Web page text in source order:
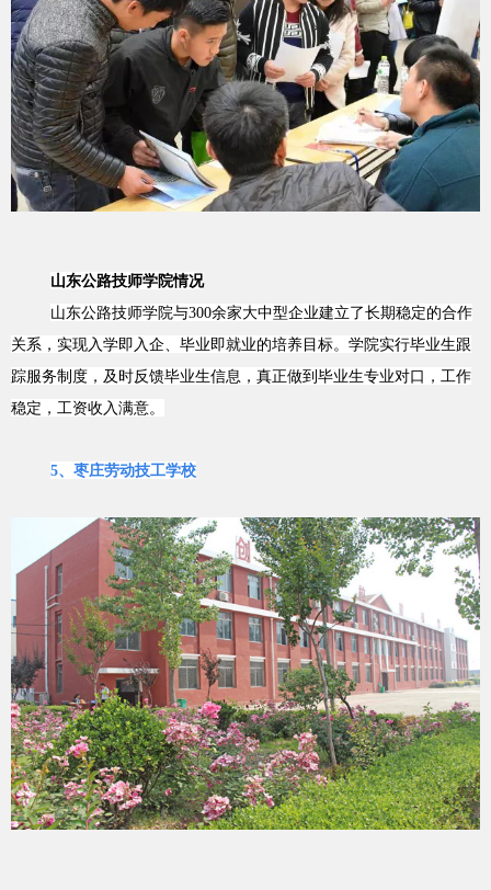
山东公路技师学院情况
山东公路技师学院与300余家大中型企业建立了长期稳定的合作
关系，实现入学即入企、毕业即就业的培养目标。学院实行毕业生跟
踪服务制度，及时反馈毕业生信息，真正做到毕业生专业对口，工作
稳定，工资收入满意。
5、枣庄劳动技工学校